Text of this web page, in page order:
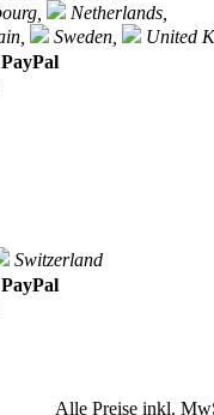
Netherlands,
Sweden,
United
Switzerland
Alle Preise inkl.